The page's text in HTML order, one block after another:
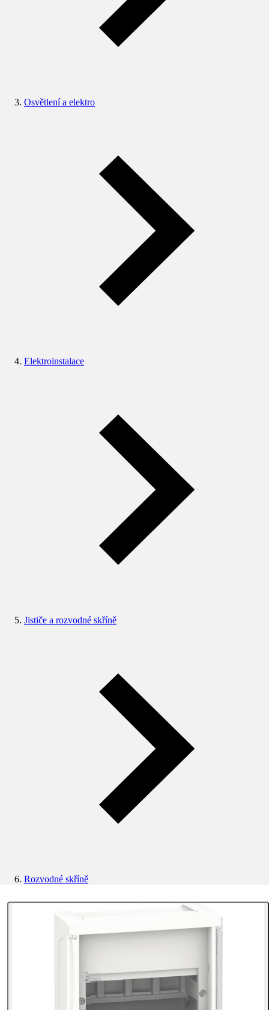
Osvětlení a elektro
Elektroinstalace
Jističe a rozvodné skříně
Rozvodné skříně